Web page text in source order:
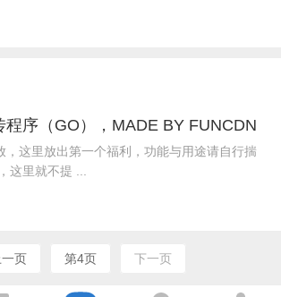
程序（GO），MADE BY FUNCDN
，这里放出第一个福利，功能与用途请自行揣
这里就不提 ...
一页 第4页 下一页